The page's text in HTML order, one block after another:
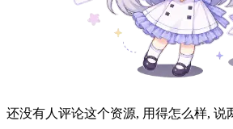
还没有人评论这个资源, 用得怎么样, 说